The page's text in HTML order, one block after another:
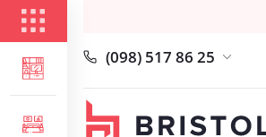
ГОСТИНАЯ
СПАЛЬНЯ
(098) 517 86 25